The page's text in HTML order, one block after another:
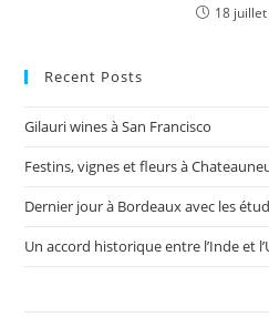
18
Recent Posts
Gilauri wines à San Francisco
Festins, vignes et fleurs à
Dernier jour à Bordeaux avec les
Un accord historique entre l’Inde et